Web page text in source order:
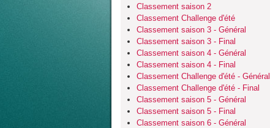
Classement saison 2
Classement Challenge d'été
Classement saison 3 - Général
Classement saison 3 - Final
Classement saison 4 - Général
Classement saison 4 - Final
Classement Challenge d'été - Général
Classement Challenge d'été - Final
Classement saison 5 - Général
Classement saison 5 - Final
Classement saison 6 - Général